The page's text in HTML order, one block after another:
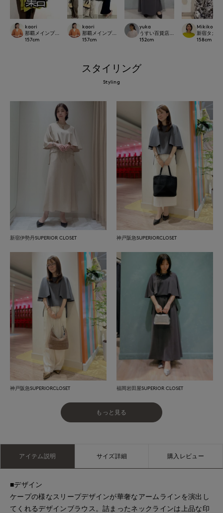
kaori
那覇メインプレイスI.T.'S.international
157cm
kaori
那覇メインプレイスI.T.'S.international
157cm
yuka
うすい百貨店SUPERIOR CLOSET
152cm
Mikiko
新宿タカシ
158cm
スタイリング
Styling
新宿伊勢丹SUPERIOR CLOSET 神戸阪急SUPERIORCLOSET
神戸阪急SUPERIORCLOSET 福岡岩田屋SUPERIOR CLOSET
もっと見る
アイテム説明 サイズ詳細 購入レビュー
■デザイン
ケープの様なスリープデザインが華奢なアームラインを演出し
てくれるデザインブラウス。詰まったネックラインは上品な印